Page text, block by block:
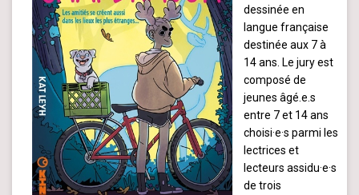
dessinée en
langue française
destinée aux 7 à
14 ans. Le jury est
composé de
jeunes âgé.e.s
entre 7 et 14 ans
choisi·e·s parmi les
lectrices et
lecteurs assidu·e·s
de trois